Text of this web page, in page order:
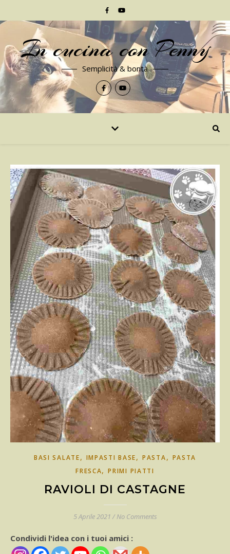
In cucina con Penny
Semplicità & bontà
BASI SALATE, IMPASTI BASE,PASTA, PASTA
FRESCA,PRIMI PIATTI
RAVIOLI DI CASTAGNE
5 Aprile 2021 / No Comments
Condividi l'idea con i tuoi amici :